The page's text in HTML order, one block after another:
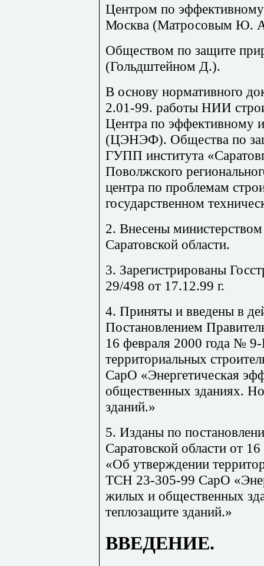
Центром по эффективному
Москва (Матросовым Ю.
Обществом по защите
(Гольдштейном Д.).
В основу нормативного
2.01-99. работы НИИ
Центра по эффективному
(ЦЭНЭФ). Общества по
ГУПП института «
Поволжского
центра по проблемам
государственном
2. Внесены министерством
Саратовской области.
3. Зарегистрированы
29/498 от 17.12.99 г.
4. Приняты и введены в
Постановлением
16 февраля 2000 года №
территориальных
СарО «Энергетическая
общественных зданиях.
зданий.»
5. Изданы по
Саратовской области от
«Об утверждении
TCH 23-305-99 СарО
жилых и общественных
теплозащите зданий.»
ВВЕДЕНИЕ.